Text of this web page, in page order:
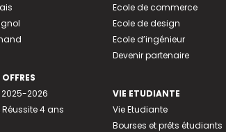
2025-2026
Réussite 4 ans
Ecole de commerce
Ecole de design
Ecole d’ingénieur
Devenir partenaire
VIE ETUDIANTE
Vie Etudiante
Bourses et prêts étudiants